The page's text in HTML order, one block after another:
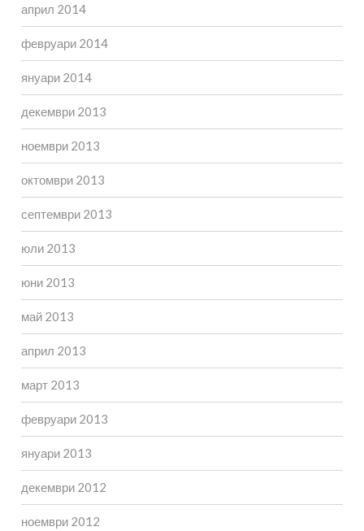
април 2014
февруари 2014
януари 2014
декември 2013
ноември 2013
октомври 2013
септември 2013
юли 2013
юни 2013
май 2013
април 2013
март 2013
февруари 2013
януари 2013
декември 2012
ноември 2012